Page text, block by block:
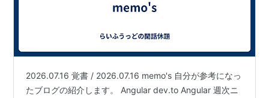
2026.07.16 覚書 / 2026.07.16 memo's 自分が参考になっ
たブログの紹介します。 Angular dev.to Angular 週次ニ